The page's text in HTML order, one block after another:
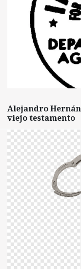
Alejandro
viejo testamento